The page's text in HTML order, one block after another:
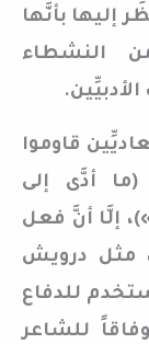
إليها بأنَّها
النشطاء
قاوموا
(ما أدَّى إلى
إلَّا أنَّ فعل
مثل درويش
للدفاع
للشاعر